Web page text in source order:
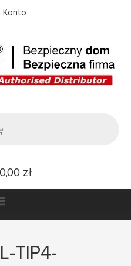
Konto
0,00 zł
TIP4-